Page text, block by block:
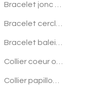
argent style péruvien
et strass bohème chic
bohème chic
argent bohème chic
d'or bohème chic
Bracelet jonc argent
Bracelet cercle argent et
Bracelet baleine bleue
Collier coeur or bohème
Collier papillon argent